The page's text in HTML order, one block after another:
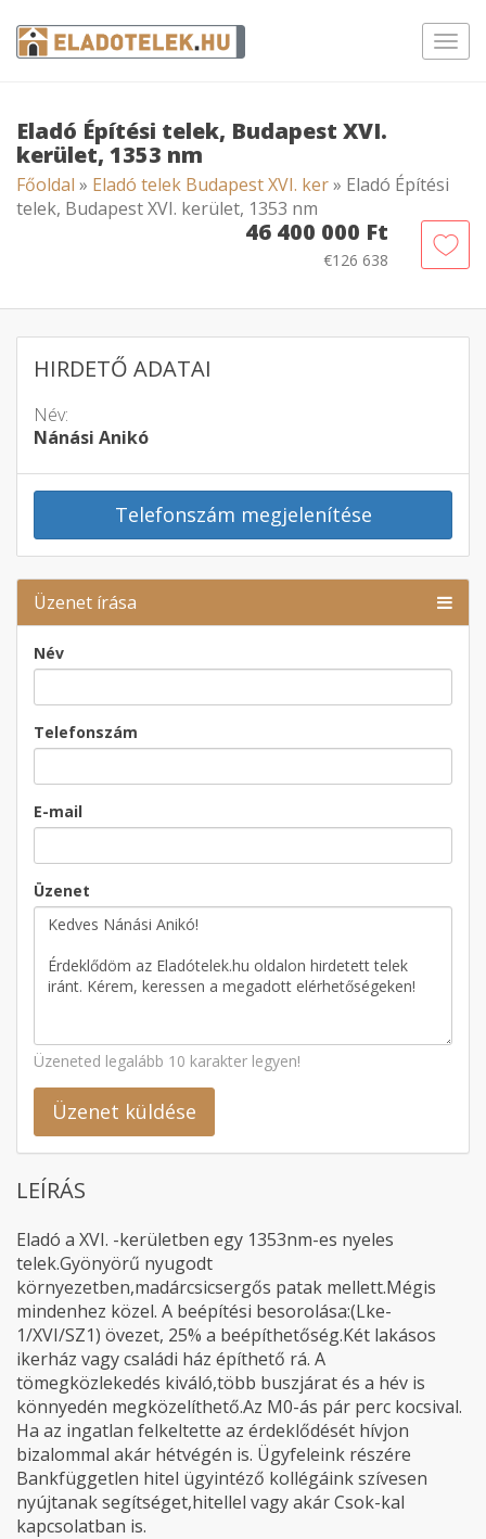
Eladó Építési telek, Budapest XVI.
kerület, 1353 nm
Főoldal » Eladó telek Budapest XVI. ker» Eladó Építési
telek, Budapest XVI. kerület, 1353 nm
46 400 000 Ft
€126 638
HIRDETŐ ADATAI
Név:
Nánási Anikó
Telefonszám megjelenítése
Üzenet írása
Név
Telefonszám
E-mail
Üzenet
Üzeneted legalább 10 karakter legyen!
Üzenet küldése
LEÍRÁS
Eladó a XVI. -kerületben egy 1353nm-es nyeles
telek.Gyönyörű nyugodt
környezetben,madárcsicsergős patak mellett.Mégis
mindenhez közel. A beépítési besorolása:(Lke-
1/XVI/SZ1) övezet, 25% a beépíthetőség.Két lakásos
ikerház vagy családi ház építhető rá. A
tömegközlekedés kiváló,több buszjárat és a hév is
könnyedén megközelíthető.Az M0-ás pár perc kocsival.
Ha az ingatlan felkeltette az érdeklődését hívjon
bizalommal akár hétvégén is. Ügyfeleink részére
Bankfüggetlen hitel ügyintéző kollégáink szívesen
nyújtanak segítséget,hitellel vagy akár Csok-kal
kapcsolatban is.